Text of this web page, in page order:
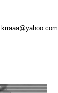
krraaa@yahoo.com